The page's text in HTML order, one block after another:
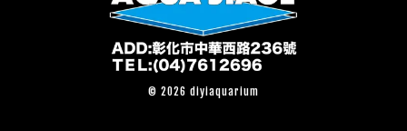
© 2026 diyiaquarium